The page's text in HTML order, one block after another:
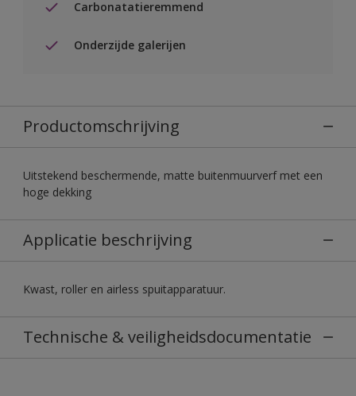
Carbonatatieremmend
Onderzijde galerijen
Productomschrijving
Uitstekend beschermende, matte buitenmuurverf met een
hoge dekking
Applicatie beschrijving
Kwast, roller en airless spuitapparatuur.
Technische & veiligheidsdocumentatie